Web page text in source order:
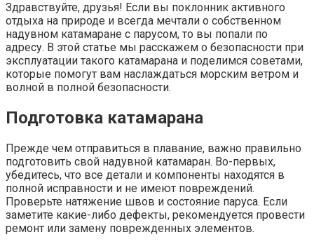
Здравствуйте, друзья! Если вы поклонник активного
отдыха на природе и всегда мечтали о собственном
надувном катамаране с парусом, то вы попали по
адресу. В этой статье мы расскажем о безопасности при
эксплуатации такого катамарана и поделимся советами,
которые помогут вам наслаждаться морским ветром и
волной в полной безопасности.
Подготовка катамарана
Прежде чем отправиться в плавание, важно правильно
подготовить свой надувной катамаран. Во-первых,
убедитесь, что все детали и компоненты находятся в
полной исправности и не имеют повреждений.
Проверьте натяжение швов и состояние паруса. Если
заметите какие-либо дефекты, рекомендуется провести
ремонт или замену поврежденных элементов.